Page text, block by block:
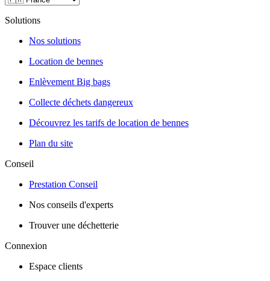
Solutions
Nos solutions
Location de bennes
Enlèvement Big bags
Collecte déchets dangereux
Découvrez les tarifs de location de bennes
Plan du site
Conseil
Prestation Conseil
Nos conseils d'experts
Trouver une déchetterie
Connexion
Espace clients